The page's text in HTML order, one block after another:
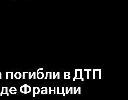
погибли в ДТП
Франции